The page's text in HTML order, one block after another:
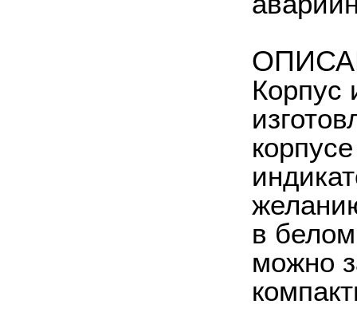
Корпус
в
можно